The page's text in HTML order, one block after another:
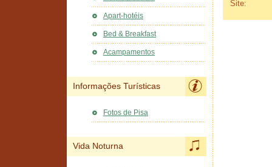
Site:
Apart-hotéis
Bed & Breakfast
Acampamentos
Informações Turísticas
Fotos de Pisa
Vida Noturna